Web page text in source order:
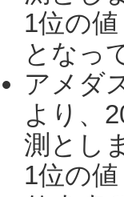
1位の
となっ
アメダ
より、
測とし
1位の